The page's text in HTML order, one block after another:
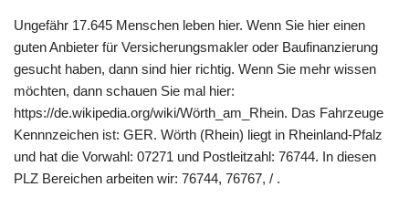
Ungefähr 17.645 Menschen leben hier. Wenn Sie hier einen
guten Anbieter für Versicherungsmakler oder Baufinanzierung
gesucht haben, dann sind hier richtig. Wenn Sie mehr wissen
möchten, dann schauen Sie mal hier:
https://de.wikipedia.org/wiki/Wörth_am_Rhein. Das Fahrzeuge
Kennnzeichen ist: GER. Wörth (Rhein) liegt in Rheinland-Pfalz
und hat die Vorwahl: 07271 und Postleitzahl: 76744. In diesen
PLZ Bereichen arbeiten wir: 76744, 76767, / .